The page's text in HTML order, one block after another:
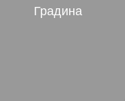
Градина